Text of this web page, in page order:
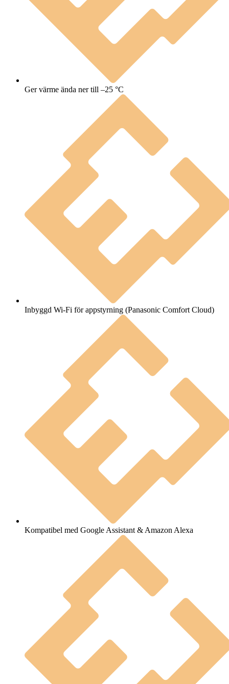
Ger värme ända ner till –25 °C
Inbyggd Wi-Fi för appstyrning (Panasonic Comfort Cloud)
Kompatibel med Google Assistant & Amazon Alexa